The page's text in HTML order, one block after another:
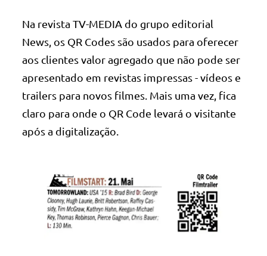
Na revista TV-MEDIA do grupo editorial
News, os QR Codes são usados para oferecer
aos clientes valor agregado que não pode ser
apresentado em revistas impressas - vídeos e
trailers para novos filmes. Mais uma vez, fica
claro para onde o QR Code levará o visitante
após a digitalização.